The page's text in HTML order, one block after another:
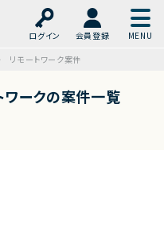
ログイン
会員登録
リモートワーク案件
ワークの案件一覧